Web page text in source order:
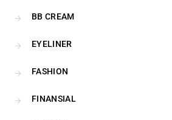
BB CREAM
EYELINER
FASHION
FINANSIAL